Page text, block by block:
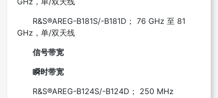
R&S®AREG-B181S/-B181D； 76 GHz 至 81
GHz，单/双天线
信号带宽
瞬时带宽
R&S®AREG-B124S/-B124D； 250 MHz